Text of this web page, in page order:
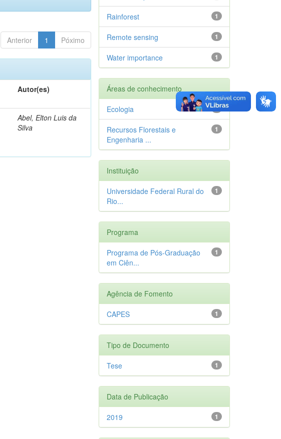
Anterior 1 Póximo
Autor(es)
Abel, Elton Luis da
Silva
1
Rainforest
1
Remote sensing
1
Water importance
Áreas de conhecimento
1
Ecologia
1
Recursos Florestais e
Engenharia ...
Instituição
1
Universidade Federal Rural do
Rio...
Programa
1
Programa de Pós-Graduação
em Ciên...
Agência de Fomento
1
CAPES
Tipo de Documento
1
Tese
Data de Publicação
1
2019